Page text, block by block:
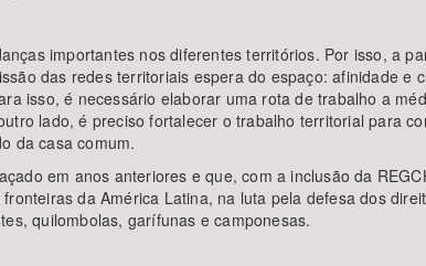
importantes nos diferentes territórios. Por isso, a
das redes territoriais espera do espaço: afinidade e
isso, é necessário elaborar uma rota de trabalho a
lado, é preciso fortalecer o trabalho territorial para
da casa comum.
em anos anteriores e que, com a inclusão da
da América Latina, na luta pela defesa dos
quilombolas, garífunas e camponesas.